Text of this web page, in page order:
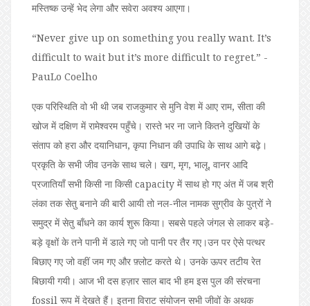
मस्तिष्क उन्हें भेद लेगा और सवेरा अवश्य आएगा।
“Never give up on something you really want. It’s
difficult to wait but it’s more difficult to regret.” -
PauLo Coelho
एक परिस्थिति वो भी थी जब राजकुमार से मुनि वेश में आए राम, सीता की
खोज में दक्षिण में रामेश्वरम पहुँचे। रास्ते भर ना जाने कितने दुखियों के
संताप को हरा और दयानिधान, कृपा निधान की उपाधि के साथ आगे बढ़े।
प्रकृति के सभी जीव उनके साथ चले। खग, मृग, भालू, वानर आदि
प्रजातियाँ सभी किसी ना किसी capacity में साथ हो गए अंत में जब श्री
लंका तक सेतु बनाने की बारी आयी तो नल-नील नामक सुग्रीव के पुत्रों ने
समुद्र में सेतु बाँधने का कार्य शुरू किया। सबसे पहले जंगल से लाकर बड़े-
बड़े वृक्षों के तने पानी में डाले गए जो पानी पर तैर गए।उन पर ऐसे पत्थर
बिछाए गए जो वहीं जम गए और फ़्लोट करते थे। उनके ऊपर तटीय रेत
बिछायी गयी। आज भी दस हज़ार साल बाद भी हम इस पुल की संरचना
fossil रूप में देखते हैं। इतना विराट संयोजन सभी जीवों के अथक